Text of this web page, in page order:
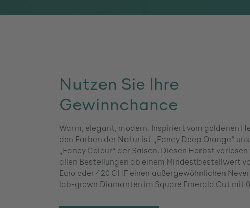
Nutzen Sie Ihre
Gewinnchance
Warm, elegant, modern. Inspiriert vom goldenen
den Farben der Natur ist „Fancy Deep Orange“
„Fancy Colour“ der Saison. Diesen Herbst
allen Bestellungen ab einem Mindestbestellwert
Euro oder 420 CHF einen außergewöhnlichen
lab-grown Diamanten im Square Emerald Cut mit